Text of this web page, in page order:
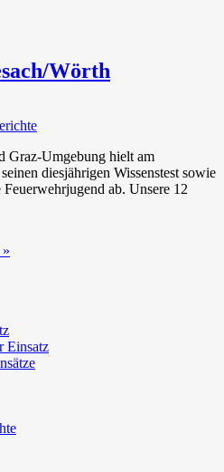
Wörth
Graz-Umgebung hielt am
diesjährigen Wissenstest sowie
Feuerwehrjugend ab. Unsere 12
Einsatz